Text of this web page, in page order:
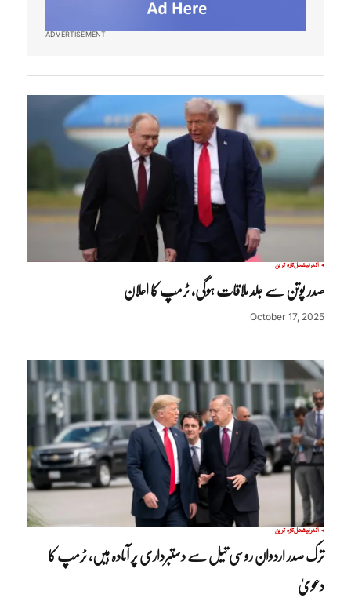
ADVERTISEMENT
انٹرنیشنلتازہ ترین
صدر پوتن سے جلد ملاقات ہوگی، ٹرمپ کا اعلان
October 17, 2025
انٹرنیشنلتازہ ترین
ترک صدر اردوان روسی تیل سے دستبرداری پر آمادہ ہیں، ٹرمپ کا
دعویٰ